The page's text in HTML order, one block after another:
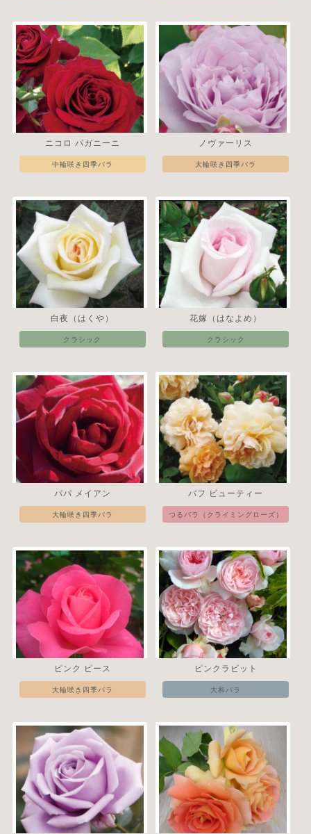
ニコロ パガニーニ
中輪咲き四季バラ
ノヴァーリス
大輪咲き四季バラ
白夜（はくや）
クラシック
花嫁（はなよめ）
クラシック
パパ メイアン
大輪咲き四季バラ
バフ ビューティー
つるバラ（クライミングローズ）
ピンク ピース
大輪咲き四季バラ
ピンクラビット
大和バラ